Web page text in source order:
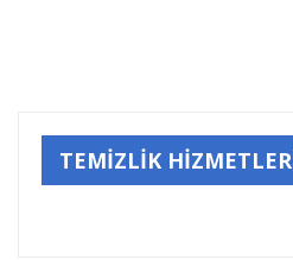
TEMİZLİK